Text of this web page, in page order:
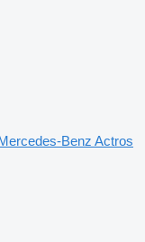
Benz Actros